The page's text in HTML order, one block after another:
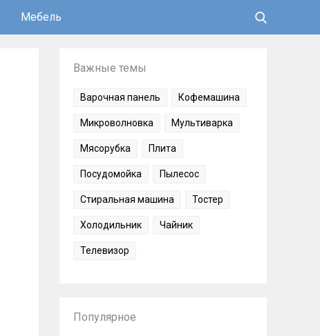
Мебель
Важные темы
Варочная панель Кофемашина
Микроволновка Мультиварка
Мясорубка Плита
Посудомойка Пылесос
Стиральная машина Тостер
Холодильник Чайник
Телевизор
Популярное